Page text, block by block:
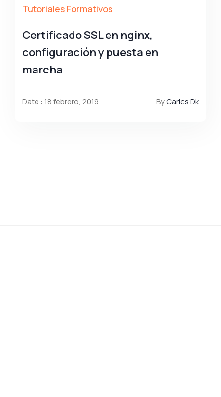
Tutoriales Formativos
Certificado SSL en nginx,
configuración y puesta en
marcha
Date : 18 febrero, 2019 ByCarlos Dk